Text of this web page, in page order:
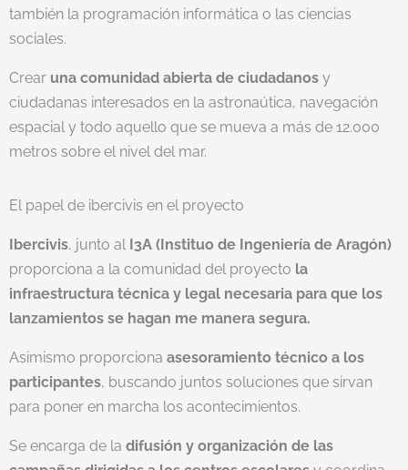
también la programación informática o las ciencias
sociales.
Crear una comunidad abierta de ciudadanos y
ciudadanas interesados en la astronaútica, navegación
espacial y todo aquello que se mueva a más de 12.000
metros sobre el nivel del mar.
El papel de ibercivis en el proyecto
Ibercivis, junto al I3A (Instituo de Ingeniería de Aragón)
proporciona a la comunidad del proyecto la
infraestructura técnica y legal necesaria para que los
lanzamientos se hagan me manera segura.
Asimismo proporciona asesoramiento técnico a los
participantes, buscando juntos soluciones que sirvan
para poner en marcha los acontecimientos.
Se encarga de la difusión y organización de las